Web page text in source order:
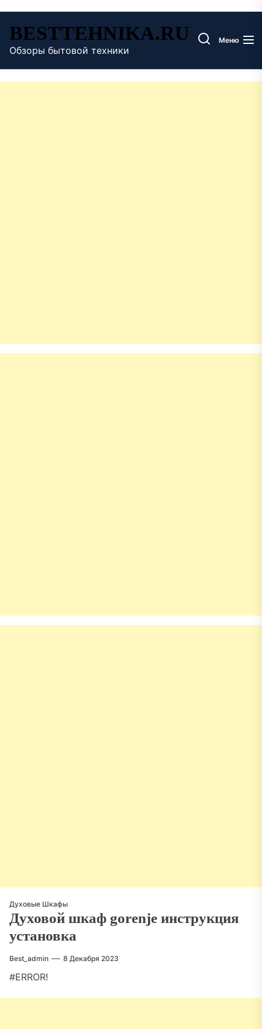
содержимому
BESTTEHNIKA.RU
Обзоры бытовой техники
Меню
Духовые Шкафы
Духовой шкаф gorenje инструкция
установка
Best_admin 8 Декабря 2023
#ERROR!